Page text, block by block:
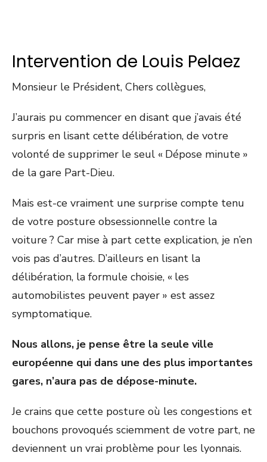
Intervention de Louis Pelaez
Monsieur le Président, Chers collègues,
J’aurais pu commencer en disant que j’avais été
surpris en lisant cette délibération, de votre
volonté de supprimer le seul « Dépose minute »
de la gare Part-Dieu.
Mais est-ce vraiment une surprise compte tenu
de votre posture obsessionnelle contre la
voiture ? Car mise à part cette explication, je n’en
vois pas d’autres. D’ailleurs en lisant la
délibération, la formule choisie, « les
automobilistes peuvent payer » est assez
symptomatique.
Nous allons, je pense être la seule ville
européenne qui dans une des plus importantes
gares, n’aura pas de dépose-minute.
Je crains que cette posture où les congestions et
bouchons provoqués sciemment de votre part, ne
deviennent un vrai problème pour les lyonnais.